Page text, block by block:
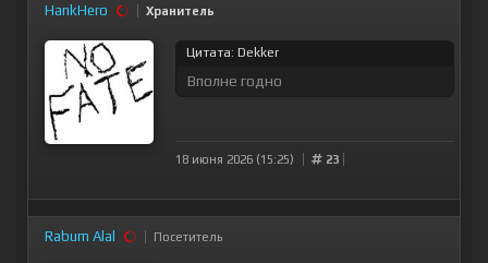
HankHero Хранитель
Цитата: Dekker
Вполне годно
18 июня 2026 (15:25) 23
Rabum Alal Посетитель